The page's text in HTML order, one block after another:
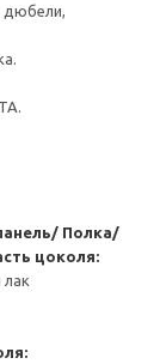
Полка/
цоколя: